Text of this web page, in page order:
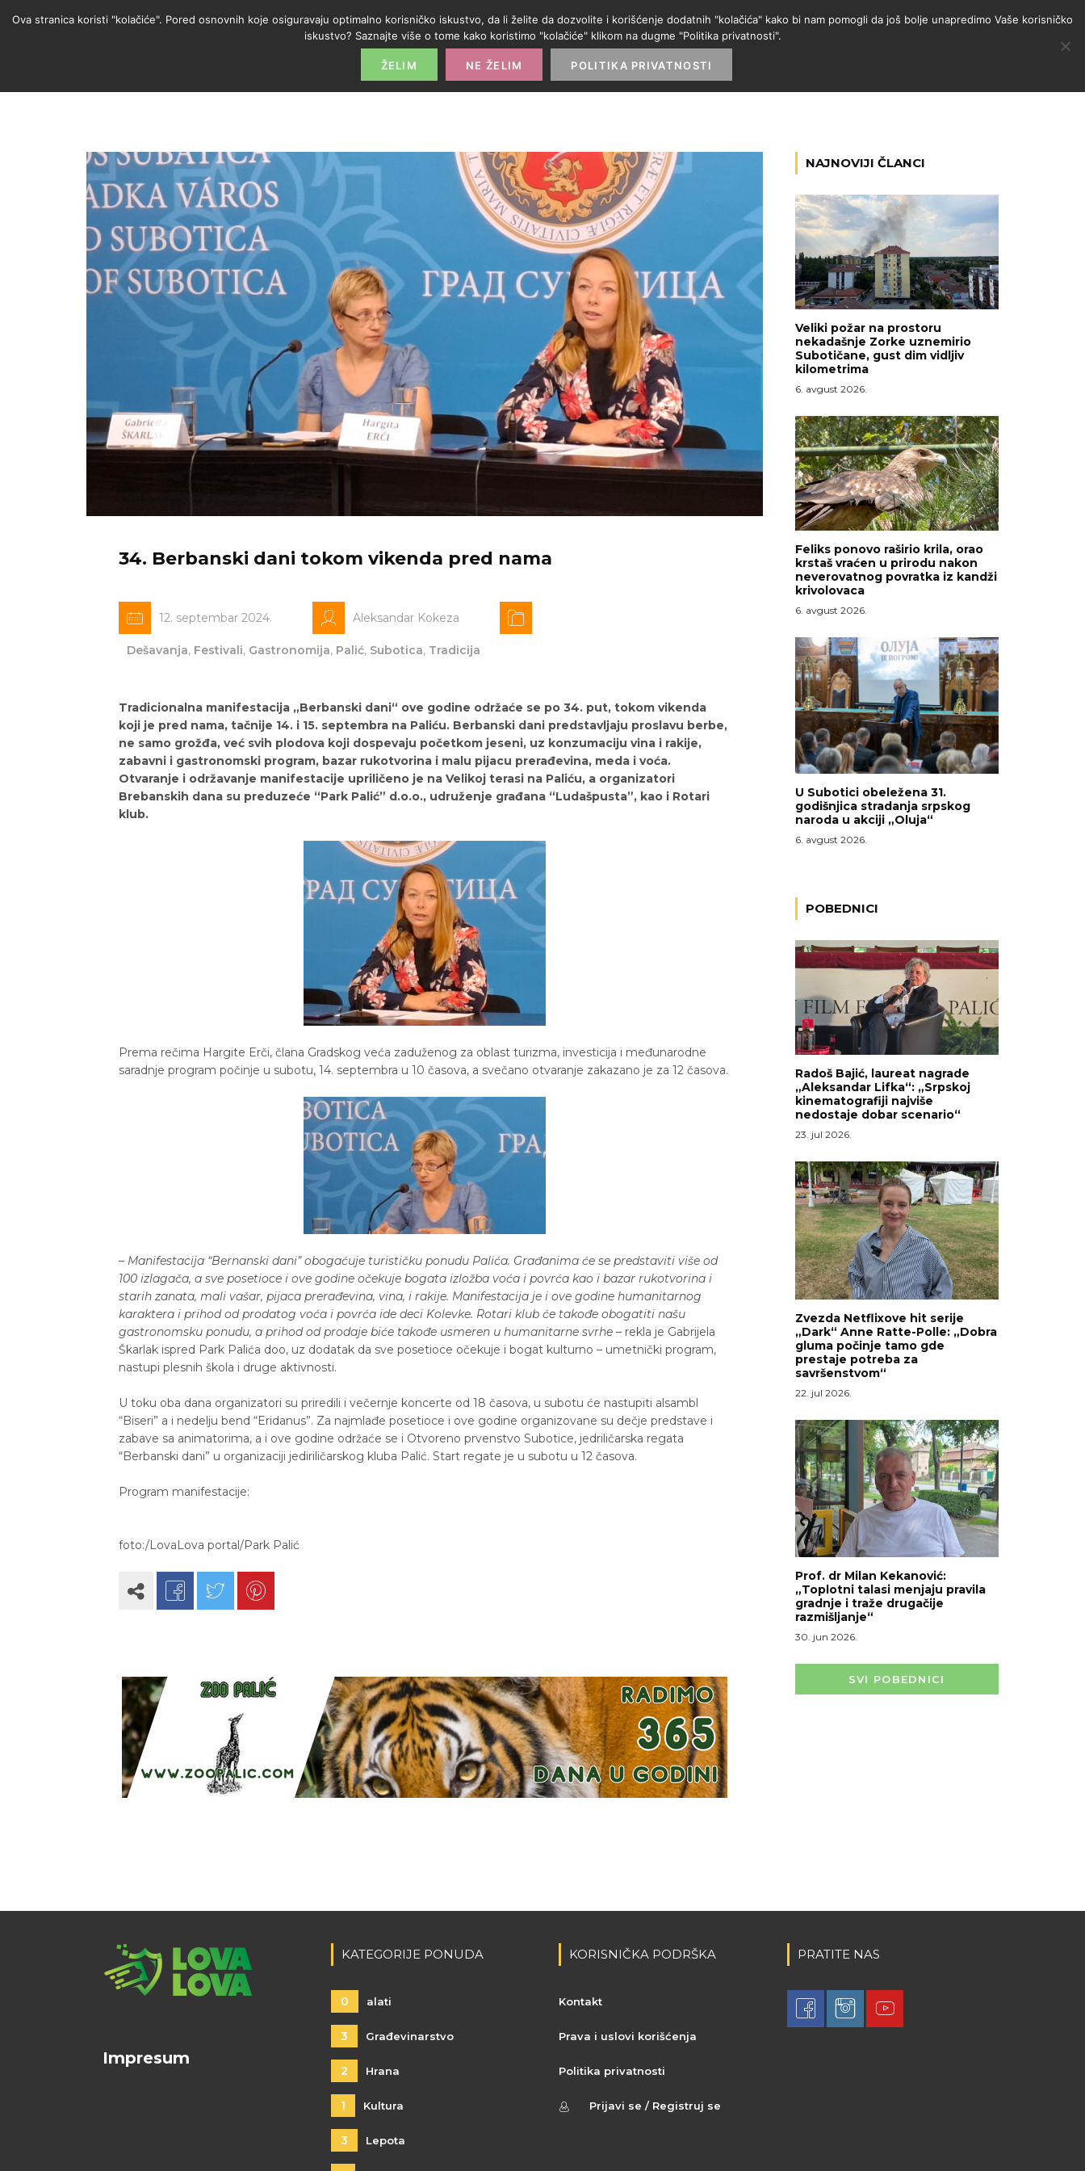
POČETNA PROMO IZLOG PARTNERI KATEGORIJE
34. Berbanski dani tokom vikenda pred nama
12. septembar 2024. Aleksandar Kokeza
Dešavanja, Festivali, Gastronomija, Palić, Subotica, Tradicija
Tradicionalna manifestacija „Berbanski dani“ ove godine održaće se po 34. put, tokom vikenda
koji je pred nama, tačnije 14. i 15. septembra na Paliću. Berbanski dani predstavljaju proslavu berbe,
ne samo grožđa, već svih plodova koji dospevaju početkom jeseni, uz konzumaciju vina i rakije,
zabavni i gastronomski program, bazar rukotvorina i malu pijacu prerađevina, meda i voća.
Otvaranje i održavanje manifestacije upriličeno je na Velikoj terasi na Paliću, a organizatori
Brebanskih dana su preduzeće “Park Palić” d.o.o., udruženje građana “Ludašpusta”, kao i Rotari
klub.
Prema rečima Hargite Erči, člana Gradskog veća zaduženog za oblast turizma, investicija i međunarodne
saradnje program počinje u subotu, 14. septembra u 10 časova, a svečano otvaranje zakazano je za 12 časova.
– Manifestacija “Bernanski dani” obogaćuje turističku ponudu Palića. Građanima će se predstaviti više od
100 izlagača, a sve posetioce i ove godine očekuje bogata izložba voća i povrća kao i bazar rukotvorina i
starih zanata, mali vašar, pijaca prerađevina, vina, i rakije. Manifestacija je i ove godine humanitarnog
karaktera i prihod od prodatog voća i povrća ide deci Kolevke. Rotari klub će takođe obogatiti našu
gastronomsku ponudu, a prihod od prodaje biće takođe usmeren u humanitarne svrhe – rekla je Gabrijela
Škarlak ispred Park Palića doo, uz dodatak da sve posetioce očekuje i bogat kulturno – umetnički program,
nastupi plesnih škola i druge aktivnosti.
U toku oba dana organizatori su priredili i večernje koncerte od 18 časova, u subotu će nastupiti alsambl
“Biseri” a i nedelju bend “Eridanus”. Za najmlađe posetioce i ove godine organizovane su dečje predstave i
zabave sa animatorima, a i ove godine održaće se i Otvoreno prvenstvo Subotice, jedriličarska regata
“Berbanski dani” u organizaciji jediriličarskog kluba Palić. Start regate je u subotu u 12 časova.
Program manifestacije:
foto:/LovaLova portal/Park Palić
NAJNOVIJI ČLANCI
Veliki požar na prostoru
nekadašnje Zorke uznemirio
Subotičane, gust dim vidljiv
kilometrima
6. avgust 2026.
Feliks ponovo raširio krila, orao
krstaš vraćen u prirodu nakon
neverovatnog povratka iz kandži
krivolovaca
6. avgust 2026.
U Subotici obeležena 31.
godišnjica stradanja srpskog
naroda u akciji „Oluja“
6. avgust 2026.
POBEDNICI
Radoš Bajić, laureat nagrade
„Aleksandar Lifka“: „Srpskoj
kinematografiji najviše
nedostaje dobar scenario“
23. jul 2026.
Zvezda Netflixove hit serije
„Dark“ Anne Ratte-Polle: „Dobra
gluma počinje tamo gde
prestaje potreba za
savršenstvom“
22. jul 2026.
Prof. dr Milan Kekanović:
„Toplotni talasi menjaju pravila
gradnje i traže drugačije
razmišljanje“
30. jun 2026.
SVI POBEDNICI
Impresum
KATEGORIJE PONUDA
0 alati
3 Građevinarstvo
2 Hrana
1 Kultura
3 Lepota
KORISNIČKA PODRŠKA
Kontakt
Prava i uslovi korišćenja
Politika privatnosti
Prijavi se / Registruj se
PRATITE NAS
Ova stranica koristi "kolačiće". Pored osnovnih koje osiguravaju optimalno korisničko iskustvo, da li želite da dozvolite i korišćenje dodatnih "kolačića" kako bi nam pomogli da još bolje unapredimo Vaše korisničko
iskustvo? Saznajte više o tome kako koristimo "kolačiće" klikom na dugme "Politika privatnosti".
ŽELIM NE ŽELIM POLITIKA PRIVATNOSTI